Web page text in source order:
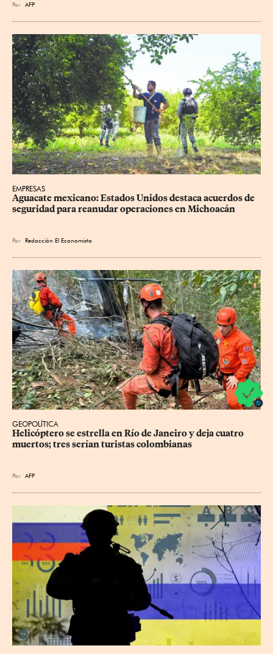
Por AFP
EMPRESAS
Aguacate mexicano: Estados Unidos destaca acuerdos de
seguridad para reanudar operaciones en Michoacán
Por Redacción El Economista
GEOPOLÍTICA
Helicóptero se estrella en Río de Janeiro y deja cuatro
muertos; tres serían turistas colombianas
Por AFP